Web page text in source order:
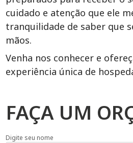
cuidado e atenção que ele
tranquilidade de saber que
mãos.
Venha nos conhecer e
experiência única de
FAÇA UM
Digite seu nome